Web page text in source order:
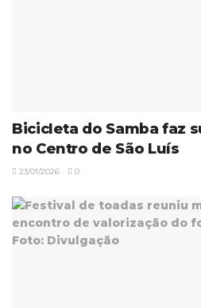
Bicicleta do Samba faz
no Centro de São Luís
23/01/2026 0